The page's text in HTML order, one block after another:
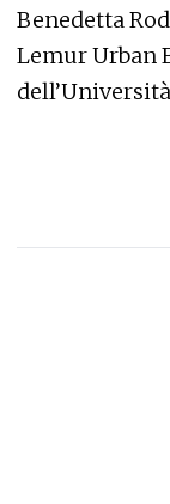
Benedetta
Lemur Urban